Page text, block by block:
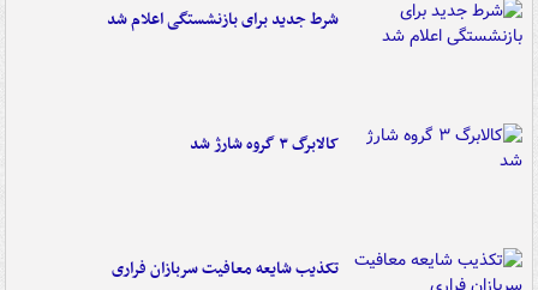
شرط جدید برای بازنشستگی اعلام شد
کالابرگ ۳ گروه شارژ شد
تکذیب شایعه معافیت سربازان فراری